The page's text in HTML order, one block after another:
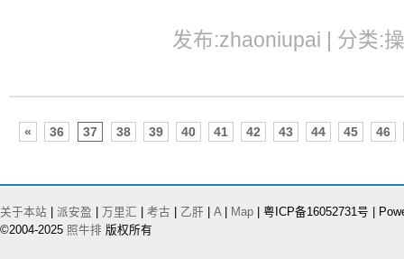
发布:zhaoniupai | 分类:
« 36 37 38 39 40 41 42 43 44 45 46
关于本站 派安盈 万里汇 考古 乙肝 A| Map | 粤ICP备16052731号 |
©2004-2025 照牛排 版权所有